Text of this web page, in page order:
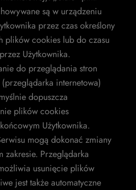
są w urządzeniu
przez czas określony
plików cookies lub do czasu
Użytkownika.
do przeglądania stron
internetowa)
dopuszcza
plików cookies
Użytkownika.
mogą dokonać zmiany
zakresie. Przeglądarka
usunięcie plików
jest także automatyczne